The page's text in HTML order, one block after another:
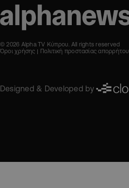
© 2026 Alpha TV Κύπρου. All rights reserved
Όροι χρήσης
Πολιτική προστασίας απορρήτου
Designed & Developed by